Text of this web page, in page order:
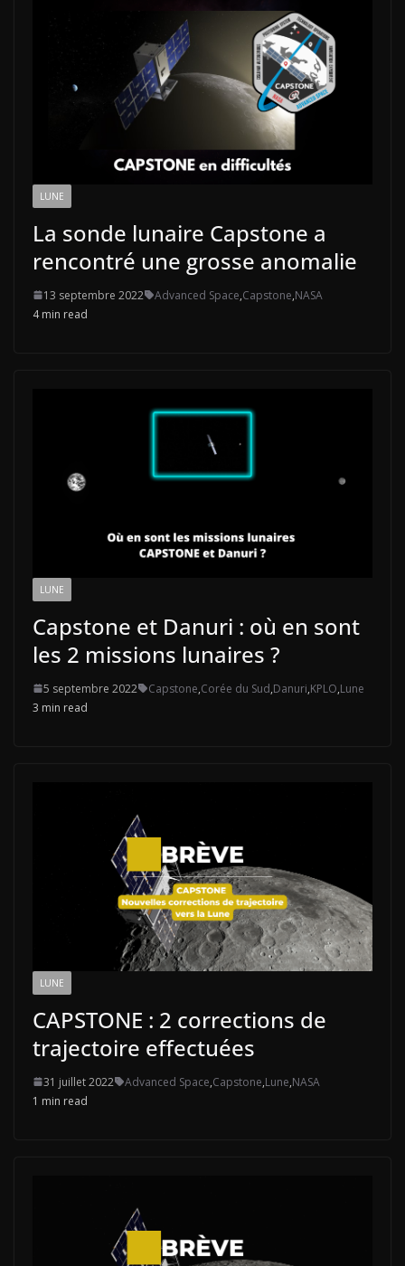
LUNE
La sonde lunaire Capstone a
rencontré une grosse anomalie
13 septembre 2022 Advanced Space,Capstone,NASA
4 min read
LUNE
Capstone et Danuri : où en sont
les 2 missions lunaires ?
5 septembre 2022 Capstone,Corée du Sud,Danuri,KPLO,Lune
3 min read
LUNE
CAPSTONE : 2 corrections de
trajectoire effectuées
31 juillet 2022 Advanced Space,Capstone,Lune,NASA
1 min read